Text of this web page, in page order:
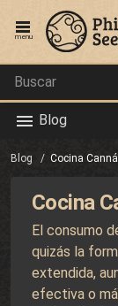
Blog
menu
Blog Cocina
Cocina
El consumo
quizás la
extendida,
efectiva o